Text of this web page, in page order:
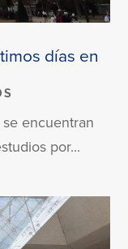
días en
encuentran
por...